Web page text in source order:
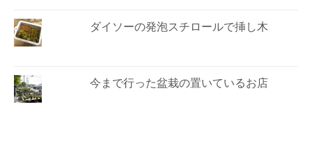
ダイソーの発泡スチロールで挿し木
今まで行った盆栽の置いているお店